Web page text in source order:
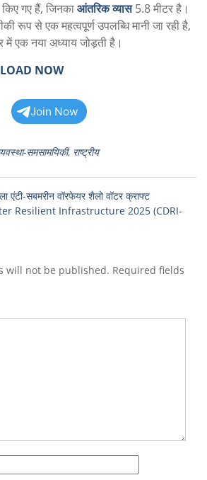
गए हैं, जिनकाआंतरिक व्यास5.8 मीटर है।
रूप से एक महत्वपूर्ण उपलब्धि मानी जा रही है,
में एक नया अध्याय जोड़ती है।
NOW
Join Now
समसामयिकी, राष्ट्रीय
एंटी-सबमरीन वॉरफेयर शैलो वॉटर क्राफ्ट
Resilient Infrastructure 2025 (CDRI-
will not be published. Required fields